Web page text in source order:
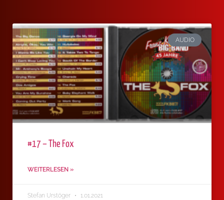
AUDIO
#17 – The Fox
WEITERLESEN »
Stefan Urstöger 1.01.2021